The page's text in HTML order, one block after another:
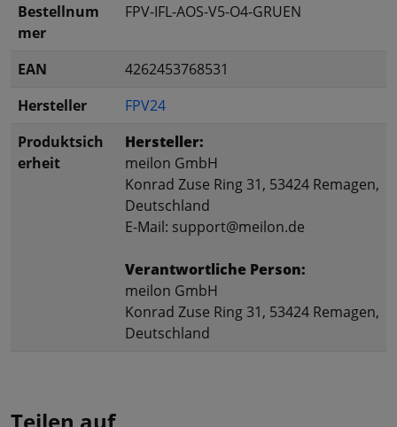
Bestellnum
mer
FPV-IFL-AOS-V5-O4-GRUEN
EAN
4262453768531
Hersteller
FPV24
Produktsich
erheit
Hersteller:
meilon GmbH
Konrad Zuse Ring 31, 53424 Remagen,
Deutschland
E-Mail: support@meilon.de
Verantwortliche Person:
meilon GmbH
Konrad Zuse Ring 31, 53424 Remagen,
Deutschland
Teilen auf